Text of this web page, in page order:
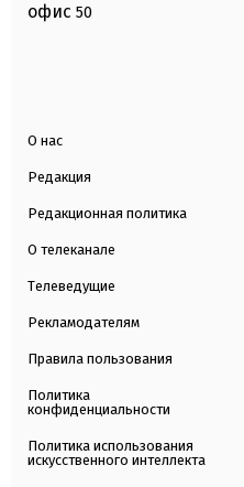
офис 50
О нас
Редакция
Редакционная политика
О телеканале
Телеведущие
Рекламодателям
Правила пользования
Политика
конфиденциальности
Политика использования
искусственного интеллекта